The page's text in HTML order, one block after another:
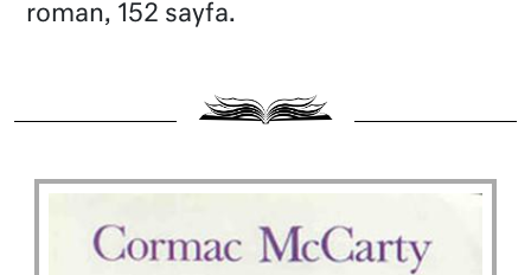
roman, 152 sayfa.